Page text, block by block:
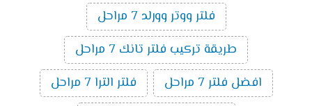
فلتر ووتر وورلد 7 مراحل
طريقة تركيب فلتر تانك 7 مراحل
افضل فلتر 7 مراحل
فلتر الترا 7 مراحل